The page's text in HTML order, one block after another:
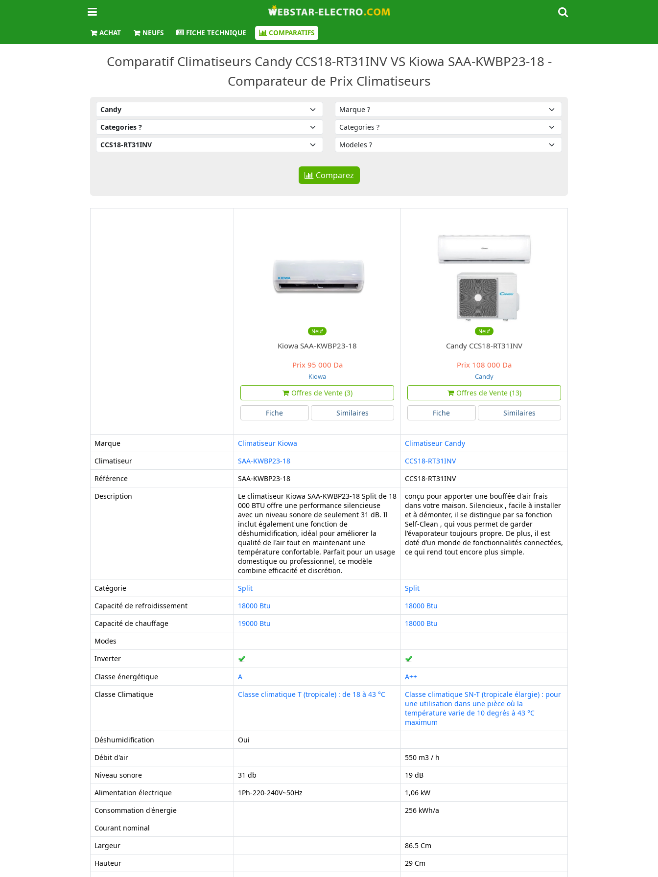
ACHAT NEUFS FICHE TECHNIQUE COMPARATIFS
Comparatif Climatiseurs Candy CCS18-RT31INV VS Kiowa SAA-KWBP23-18 -
Comparateur de Prix Climatiseurs
Comparez
Neuf
Kiowa SAA-KWBP23-18
Prix95 000 Da
Kiowa
Offres de Vente (3)
Fiche Similaires
Neuf
Candy CCS18-RT31INV
Prix 108 000 Da
Candy
Offres de Vente (13)
Fiche Similaires
Marque Climatiseur Kiowa
Climatiseur Candy
Climatiseur
SAA-KWBP23-18
CCS18-RT31INV
Référence
SAA-KWBP23-18
CCS18-RT31INV
Description
Le climatiseur Kiowa SAA-KWBP23-18 Split de 18
000 BTU offre une performance silencieuse
avec un niveau sonore de seulement 31 dB. Il
inclut également une fonction de
déshumidification, idéal pour améliorer la
qualité de l'air tout en maintenant une
température confortable. Parfait pour un usage
domestique ou professionnel, ce modèle
combine efficacité et discrétion.
conçu pour apporter une bouffée d'air frais
dans votre maison. Silencieux , facile à installer
et à démonter, il se distingue par sa fonction
Self-Clean , qui vous permet de garder
l'évaporateur toujours propre. De plus, il est
doté d’un monde de fonctionnalités connectées,
ce qui rend tout encore plus simple.
Catégorie Split
Split
Capacité de refroidissement
18000 Btu
18000 Btu
Capacité de chauffage
19000 Btu
18000 Btu
Modes
Inverter
Classe énergétique
A
A++
Classe Climatique
Classe climatique T (tropicale) : de 18 à 43 °C
Classe climatique SN-T (tropicale élargie) : pour
une utilisation dans une pièce où la
température varie de 10 degrés à 43 °C
maximum
Déshumidification
Oui
Débit d'air
550 m3 / h
Niveau sonore
31 db
19 dB
Alimentation électrique
1Ph-220-240V~50Hz
1,06 kW
Consommation d'énergie
256 kWh/a
Courant nominal
Largeur
86.5 Cm
Hauteur
29 Cm